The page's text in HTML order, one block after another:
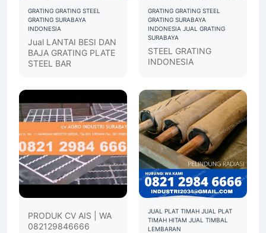
GRATING GRATING STEEL
GRATING SURABAYA
INDONESIA
Jual LANTAI BESI DAN
BAJA GRATING PLATE
STEEL BAR
GRATING GRATING STEEL
GRATING SURABAYA
INDONESIA JUAL GRATING
SURABAYA
STEEL GRATING
INDONESIA
PRODUK CV AIS | WA
082129846666
JUAL PLAT TIMAH JUAL PLAT
TIMAH HITAM JUAL TIMBAL
LEMBARAN